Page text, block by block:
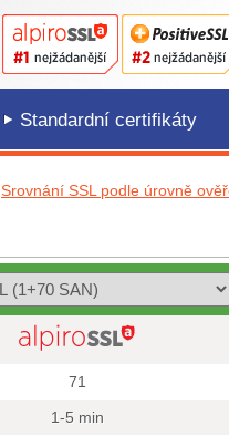
Standardní certifikáty
Srovnání SSL podle úrovně
71
1-5 min